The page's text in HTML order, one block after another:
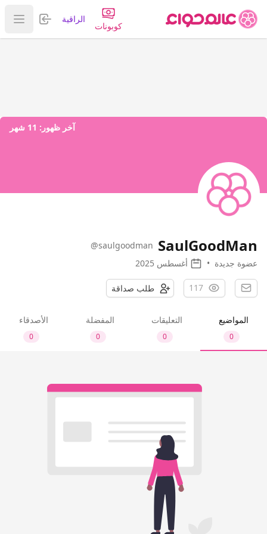
كوبونات
الراقية تسجيل
عرض
آخر ظهور: 11 شهر
SaulGoodMan
@saulgoodman
عضوة جديدة • أغسطس 2025
117 طلب صداقة
المواضيع
0
التعليقات
0
المفضلة
0
الأصدقاء
0